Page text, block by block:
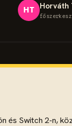
HT Horváth
és Switch 2-n,